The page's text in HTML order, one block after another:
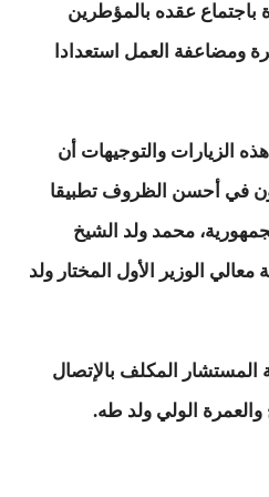
باجتماع عقده بالمؤطرين
ومضاعفة العمل استعدادا
الزيارات والتوجيهات أن
في أحسن الظروف تطبيقا
محمد ولد الشيخ
الوزير الأول المختار ولد
المكلف بالإتصال
والعمرة الولي ولد طه.